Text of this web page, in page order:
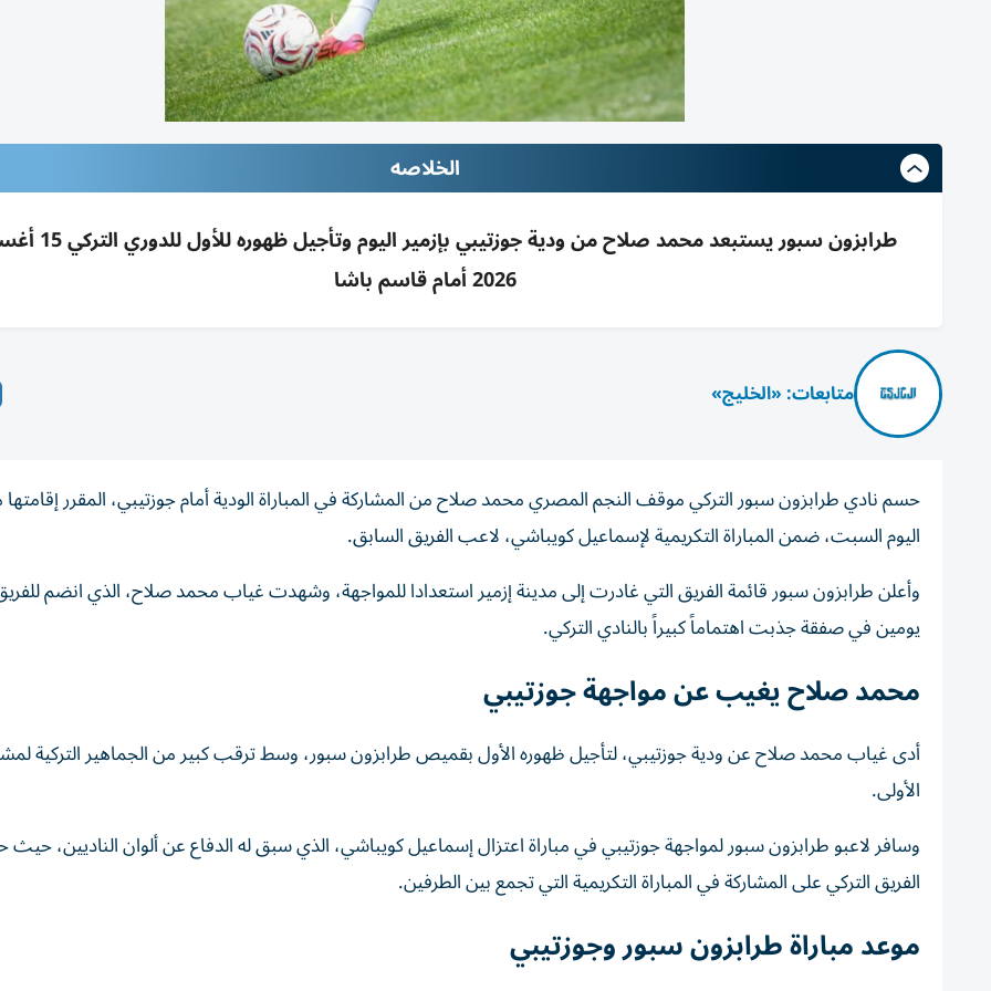
الخلاصه
طرابزون سبور يستبعد محمد صلاح من
2026 أمام قاسم باشا
متابعات: «الخليج»
حسم نادي طرابزون سبور التركي موقف النجم المصري محمد صلاح من المشاركة في المباراة الودية أمام جوزتيبي، المقرر
اليوم السبت، ضمن المباراة التكريمية لإسماعيل كويباشي، لاعب الفريق السابق.
وأعلن طرابزون سبور قائمة الفريق التي غادرت إلى مدينة إزمير استعدادا للمواجهة، وشهدت غياب محمد صلاح، الذي انضم
يومين في صفقة جذبت اهتماماً كبيراً بالنادي التركي.
محمد صلاح يغيب عن مواجهة جوزتيبي
أدى غياب محمد صلاح عن ودية جوزتيبي، لتأجيل ظهوره الأول بقميص طرابزون سبور، وسط ترقب كبير من الجماهير التركية
الأولى.
وسافر لاعبو طرابزون سبور لمواجهة جوزتيبي في مباراة اعتزال إسماعيل كويباشي، الذي سبق له الدفاع عن ألوان الناديين،
الفريق التركي على المشاركة في المباراة التكريمية التي تجمع بين الطرفين.
موعد مباراة طرابزون سبور وجوزتيبي